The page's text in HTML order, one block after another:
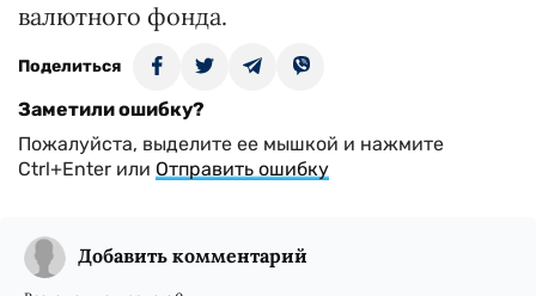
валютного фонда.
Поделиться
Заметили ошибку?
Пожалуйста, выделите ее мышкой и нажмите
Ctrl+Enter или Отправить ошибку
Добавить комментарий